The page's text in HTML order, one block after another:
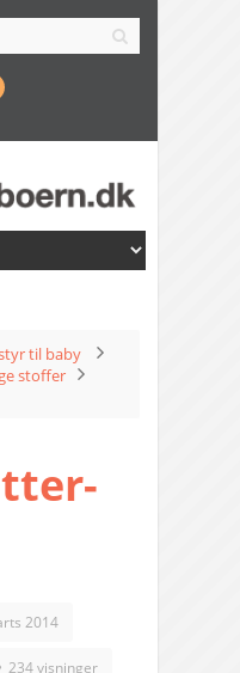
til baby
stoffer
2014
234 visninger